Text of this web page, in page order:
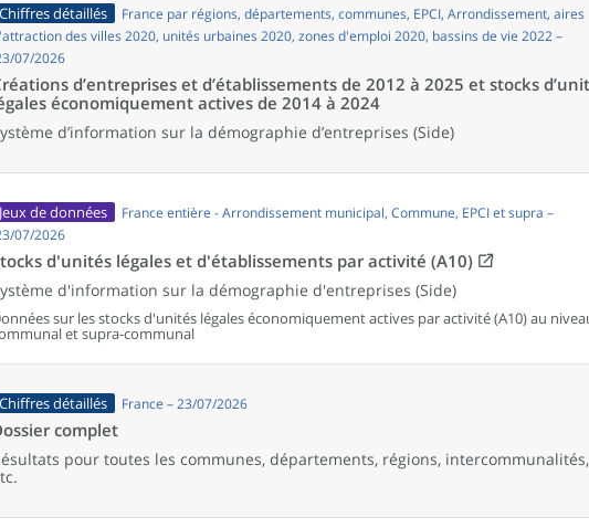
Chiffres détaillés
France par régions, départements, communes, EPCI, Arrondissement, aires
des villes 2020, unités urbaines 2020, zones d'emploi 2020, bassins de vie 2022 –
07/2026
d’entreprises et d’établissements de 2012 à 2025 et stocks
économiquement actives de 2014 à 2024
d’information sur la démographie d’entreprises (Side)
Jeux de données
France entière - Arrondissement municipal, Commune, EPCI et supra –
07/2026
d'unités légales et d'établissements par activité (A10)
d'information sur la démographie d'entreprises (Side)
sur les stocks d'unités légales économiquement actives par activité (A10) au
et supra-communal
Chiffres détaillés France – 23/07/2026
complet
pour toutes les communes, départements, régions, intercommunalités,